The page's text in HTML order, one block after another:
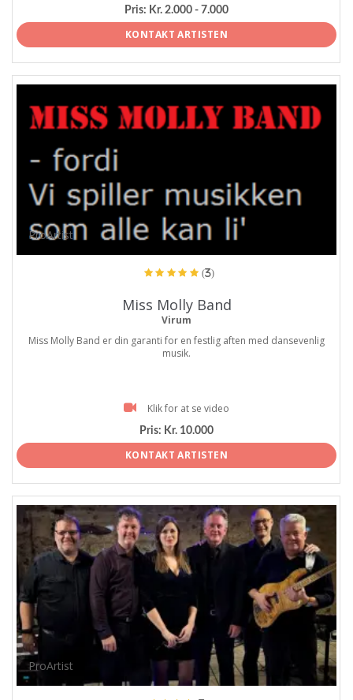
Pris: Kr. 2.000 - 7.000
KONTAKT ARTISTEN
ProArtist
(3)
Miss Molly Band
Virum
Miss Molly Band er din garanti for en festlig aften med dansevenlig
musik.
Klik for at se video
Pris: Kr. 10.000
KONTAKT ARTISTEN
ProArtist